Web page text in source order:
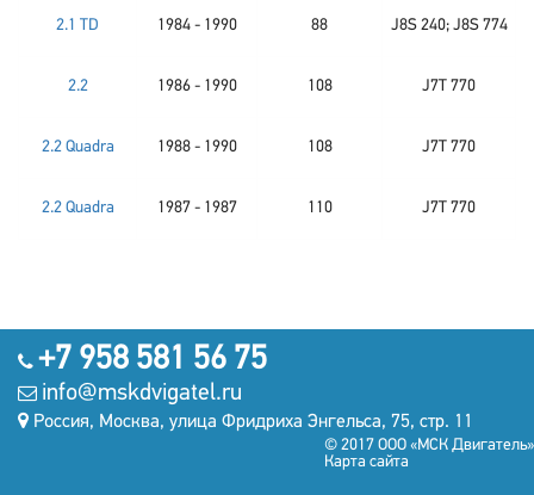
2.1 TD 1984 - 1990 88 J8S 240; J8S 774
2.2 1986 - 1990 108 J7T 770
2.2 Quadra 1988 - 1990 108 J7T 770
2.2 Quadra 1987 - 1987 110 J7T 770
+7 958 581 56 75
info@mskdvigatel.ru
Россия, Москва, улица Фридриха Энгельса, 75, стр. 11
© 2017 ООО «МСК Двигатель»
Карта сайта